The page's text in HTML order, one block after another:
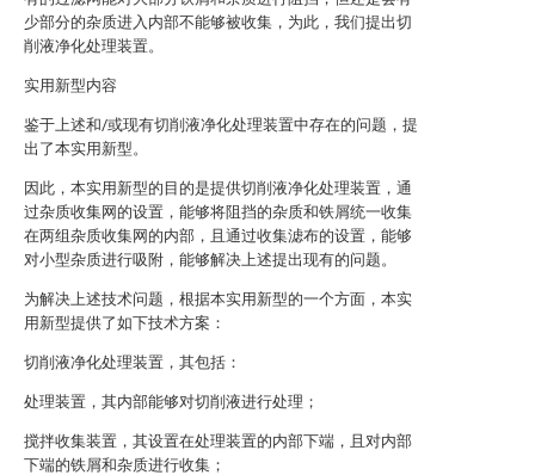
少部分的杂质进入内部不能够被收集，为此，我们提出切
削液净化处理装置。
实用新型内容
鉴于上述和/或现有切削液净化处理装置中存在的问题，提
出了本实用新型。
因此，本实用新型的目的是提供切削液净化处理装置，通
过杂质收集网的设置，能够将阻挡的杂质和铁屑统一收集
在两组杂质收集网的内部，且通过收集滤布的设置，能够
对小型杂质进行吸附，能够解决上述提出现有的问题。
为解决上述技术问题，根据本实用新型的一个方面，本实
用新型提供了如下技术方案：
切削液净化处理装置，其包括：
处理装置，其内部能够对切削液进行处理；
搅拌收集装置，其设置在处理装置的内部下端，且对内部
下端的铁屑和杂质进行收集；